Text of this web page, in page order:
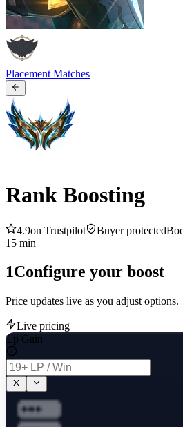
Placement Matches
Rank Boosting
4.9on Trustpilot Buyer protected
15 min
1Configure your boost
Price updates live as you adjust options.
Live pricing
Lp Gain